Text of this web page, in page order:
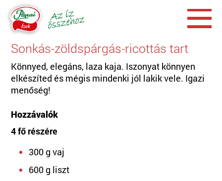
Sonkás-zöldspárgás-ricottás tart
Könnyed, elegáns, laza kaja. Iszonyat könnyen
elkészíted és mégis mindenki jól lakik vele. Igazi
menőség!
Hozzávalók
4 fő részére
300 g vaj
600 g liszt